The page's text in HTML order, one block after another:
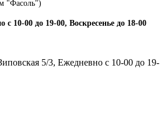
"Фасоль")
с 10-00 до 19-00, Воскресенье до 18-00
5/3, Ежедневно с 10-00 до 19-